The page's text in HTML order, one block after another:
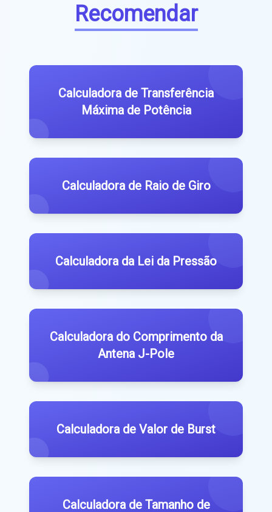
Recomendar
Calculadora de Transferência
Máxima de Potência
Calculadora de Raio de Giro
Calculadora da Lei da Pressão
Calculadora do Comprimento da
Antena J-Pole
Calculadora de Valor de Burst
Calculadora de Tamanho de